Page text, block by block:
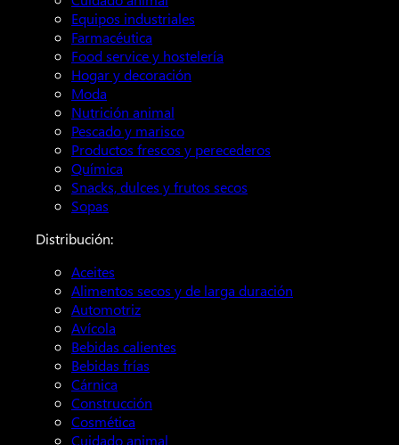
Equipos industriales
Farmacéutica
Food service y hostelería
Hogar y decoración
Moda
Nutrición animal
Pescado y marisco
Productos frescos y perecederos
Química
Snacks, dulces y frutos secos
Sopas
Distribución:
Aceites
Alimentos secos y de larga duración
Automotriz
Avícola
Bebidas calientes
Bebidas frías
Cárnica
Construcción
Cosmética
Cuidado animal